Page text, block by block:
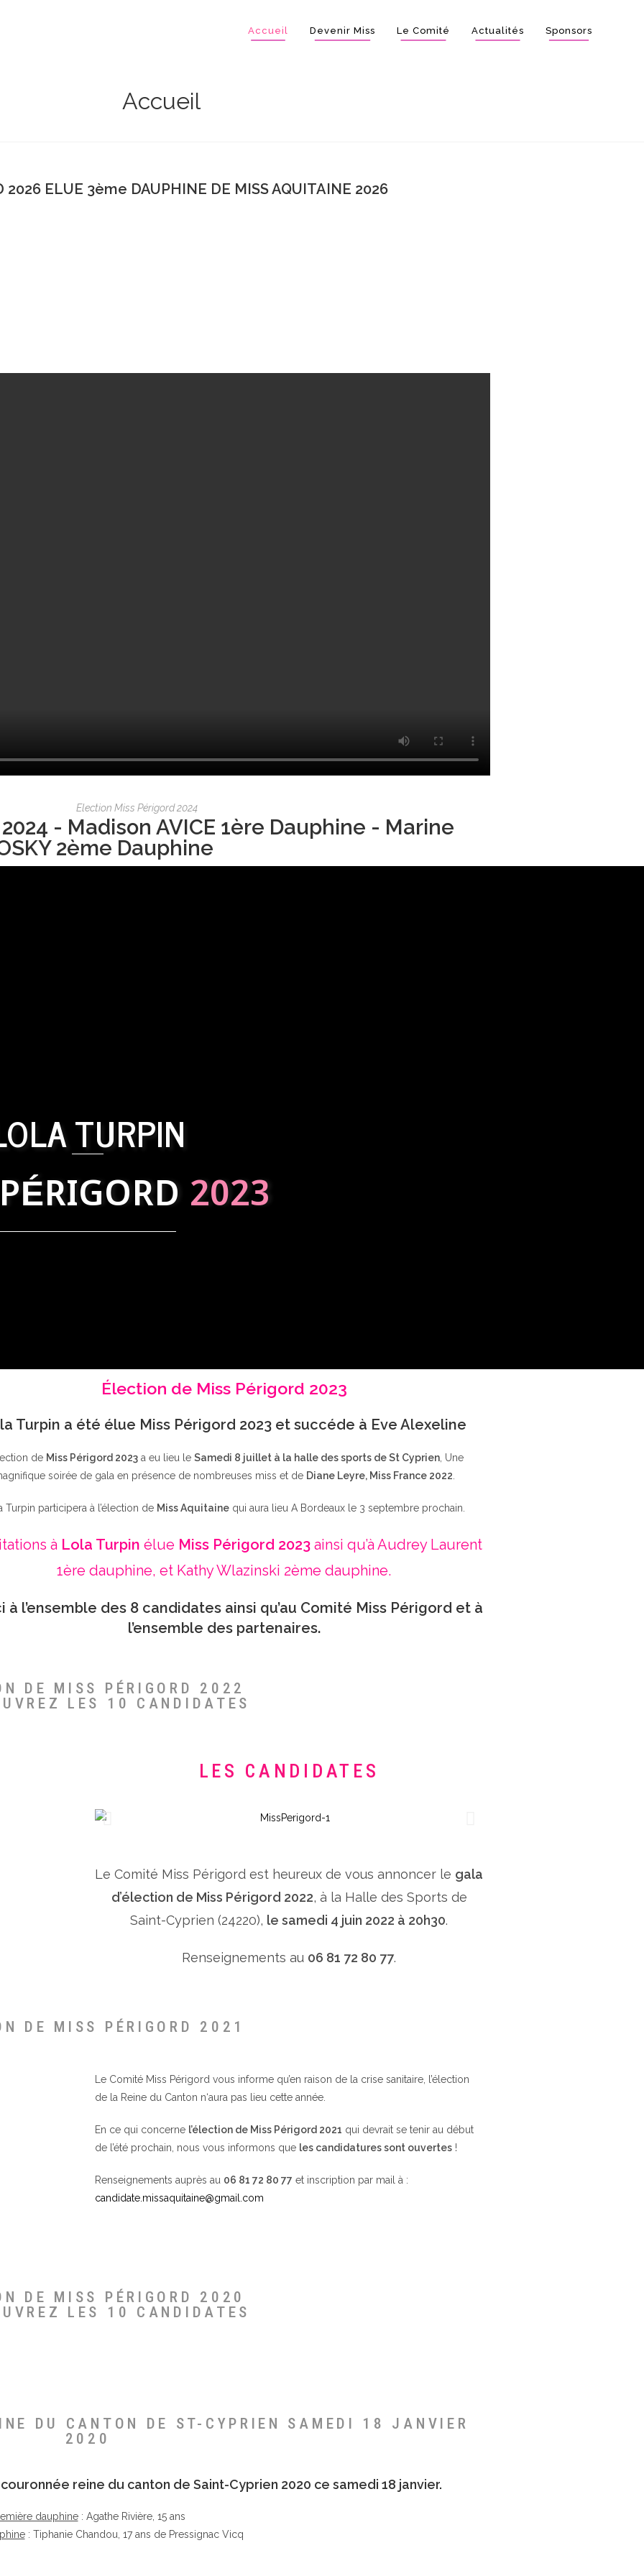
Accueil Devenir Miss Le Comité Actualités Sponsors
Accueil
2026 ELUE 3ème DAUPHINE DE MISS AQUITAINE 2026
Election Miss Périgord 2024
- Madison AVICE 1ère Dauphine - Marine
2ème Dauphine
TURPIN
2023
Élection de Miss Périgord 2023
Turpin a été élue Miss Périgord 2023 et succéde à Eve Alexeline
de Miss Périgord 2023a eu lieu le Samedi 8 juillet à la halle des sports de St Cyprien, Une
soirée de gala en présence de nombreuses miss et de Diane Leyre, Miss France 2022
Turpin participera à l’élection de Miss Aquitaine qui aura lieu A Bordeaux le 3 septembre prochain.
à Lola Turpin élue Miss Périgord 2023ainsi qu’à Audrey Laurent
1ère dauphine, et Kathy Wlazinski 2ème dauphine.
à l’ensemble des 8 candidates ainsi qu’au Comité Miss Périgord et à
l’ensemble des partenaires.
DE MISS PÉRIGORD 2022
LES 10 CANDIDATES
LES CANDIDATES
Le Comité Miss Périgord est heureux de vous annoncer le gala
d’élection de Miss Périgord 2022, à la Halle des Sports de
Saint-Cyprien (24220), le samedi 4 juin 2022 à 20h30.
Renseignements au 06 81 72 80 77.
DE MISS PÉRIGORD 2021
Le Comité Miss Périgord vous informe qu’en raison de la crise sanitaire, l’élection
de la Reine du Canton n‘aura pas lieu cette année.
En ce qui concerne l’élection de Miss Périgord 2021 qui devrait se tenir au début
de l’été prochain, nous vous informons que les candidatures sont ouvertes !
Renseignements auprès au 06 81 72 80 77 et inscription par mail à :
candidate.missaquitaine@gmail.com
DE MISS PÉRIGORD 2020
LES 10 CANDIDATES
DU CANTON DE ST-CYPRIEN SAMEDI 18 JANVIER
2020
couronnée reine du canton de Saint-Cyprien 2020 ce samedi 18 janvier.
dauphine: Agathe Rivière, 15 ans
: Tiphanie Chandou, 17 ans de Pressignac Vicq